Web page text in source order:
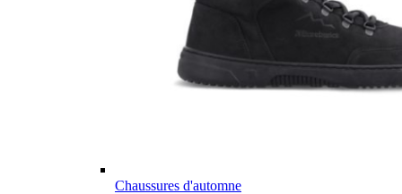
Chaussures d'automne